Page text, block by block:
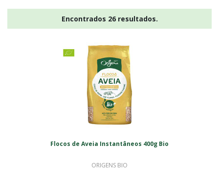
Encontrados 26 resultados.
Flocos de Aveia Instantâneos 400g Bio
ORIGENS BIO